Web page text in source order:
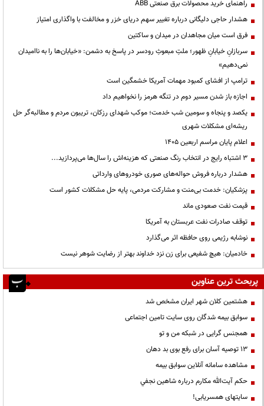
راهنمای خرید محصولات برق صنعتی ABB
هشدار حاجی دلیگانی درباره تغییر سهم دریای خزر و مخالفت با واگذاری امتیاز
فرق است میان مجاهدان در میدان و ساکتین
سربازانِ خیابانِ ظهور؛ ملتِ مبعوثِ رودسر در پاسخ به دشمن: «خیابان‌ها را به ناامیدان
نمی‌دهیم»
ترامپ از افشای کمبود مهمات آمریکا خشمگین است
اجازه باز شدن مسیر دوم در تنگه هرمز را نخواهیم داد
یکصد و پنجاه و سومین شب خدمت؛ موکب شهدای رزکان، تریبون مردم و مطالبه‌گر حل
ریشه‌ای مشکلات شهری
اعلام پایان مراسم اربعین ۱۴۰۵
3 اشتباه رایج در انتخاب رنگ صنعتی که هزینه‌اش را سال‌ها می‌پردازید...
هشدار درباره فروش حواله‌های صوری خودروهای وارداتی
پزشکیان: خدمت بی‌منت و مشارکت مردمی، پایه حل مشکلات کشور است
قیمت نفت صعودی ماند
توقف صادرات نفت عربستان به آمریکا
نوشابه رژیمی روی حافظه اثر می‌گذارد
خادمیان: هیچ شفیعی برای زن نزد خداوند بهتر از رضایت شوهر نیست
پربحث ترین عناوین
هشتمین کلان شهر ایران مشخص شد
سوابق بیمه شدگان روی سایت تامین اجتماعی
همجنس گرایی در شبکه من و تو
13 توصیه آسان برای رفع بوی بد دهان
مشاهده سامانه آنلاين سوابق بیمه
حكم آيت‌الله مكارم درباره شاهين نجفي
سایتهای همسریابی!